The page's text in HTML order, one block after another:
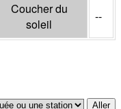
Coucher du
soleil
--